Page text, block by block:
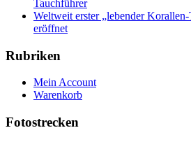
Tauchführer
Weltweit erster „lebender
eröffnet
Rubriken
Mein Account
Warenkorb
Fotostrecken